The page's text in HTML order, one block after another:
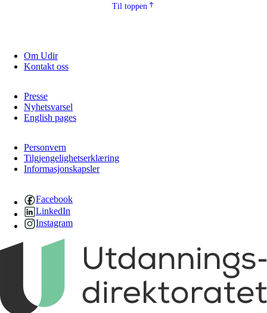
Til toppen
Om Udir
Kontakt oss
Presse
Nyhetsvarsel
English pages
Personvern
Tilgjengelighetserklæring
Informasjonskapsler
Facebook
LinkedIn
Instagram